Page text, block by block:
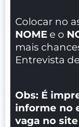
Colocar no
NOME e o
mais
Entrevista
Obs: É
informe no
vaga no